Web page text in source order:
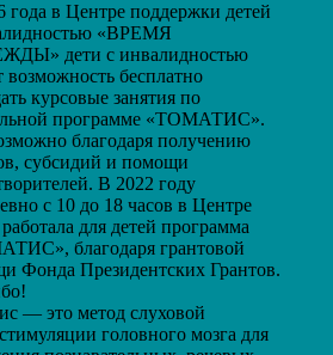
года в Центре поддержки детей
«ВРЕМЯ
дети с инвалидностью
бесплатно
курсовые занятия по
программе «ТОМАТИС».
благодаря получению
субсидий и помощи
В 2022 году
с 10 до 18 часов в Центре
для детей программа
благодаря грантовой
Фонда Президентских Грантов.
— это метод слуховой
головного мозга для